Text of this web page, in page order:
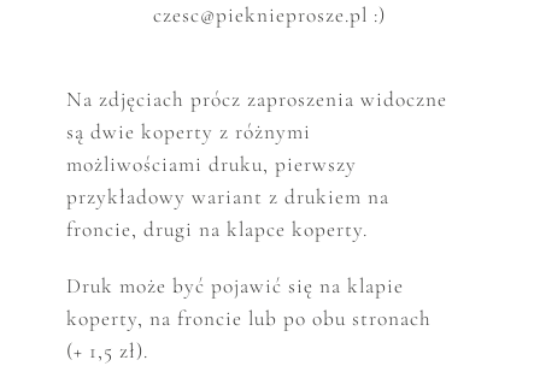
czesc@pieknieprosze.pl :)
Na zdjęciach prócz zaproszenia widoczne
są dwie koperty z różnymi
możliwościami druku, pierwszy
przykładowy wariant z drukiem na
froncie, drugi na klapce koperty.
Druk może być pojawić się na klapie
koperty, na froncie lub po obu stronach
(+ 1,5 zł).